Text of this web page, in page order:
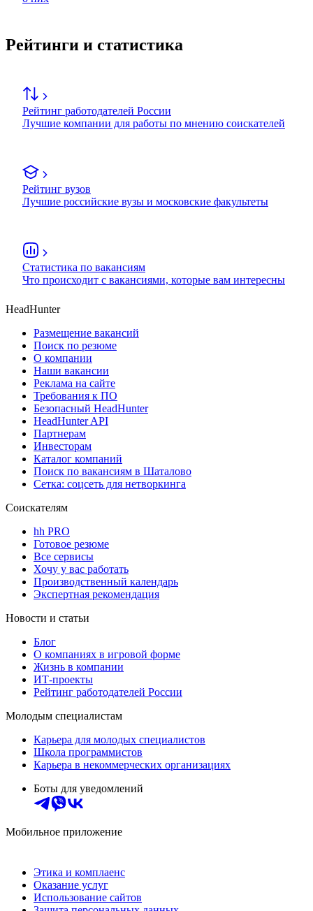
Рейтинги и статистика
Рейтинг работодателей России
Лучшие компании для работы по мнению соискателей
Рейтинг вузов
Лучшие российские вузы и московские факультеты
Статистика по вакансиям
Что происходит с вакансиями, которые вам интересны
HeadHunter
Размещение вакансий
Поиск по резюме
О компании
Наши вакансии
Реклама на сайте
Требования к ПО
Безопасный HeadHunter
HeadHunter API
Партнерам
Инвесторам
Каталог компаний
Поиск по вакансиям в Шаталово
Сетка: соцсеть для нетворкинга
Соискателям
hh PRO
Готовое резюме
Все сервисы
Хочу у вас работать
Производственный календарь
Экспертная рекомендация
Новости и статьи
Блог
О компаниях в игровой форме
Жизнь в компании
ИТ-проекты
Рейтинг работодателей России
Молодым специалистам
Карьера для молодых специалистов
Школа программистов
Карьера в некоммерческих организациях
Боты для уведомлений
Мобильное приложение
Этика и комплаенс
Оказание услуг
Использование сайтов